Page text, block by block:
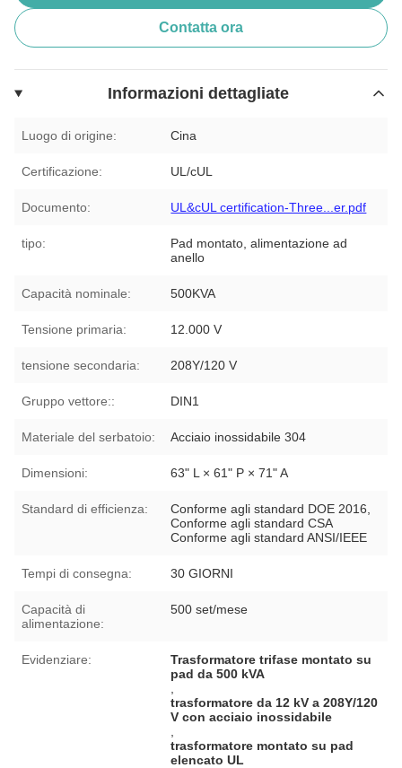
Contatta ora
Informazioni dettagliate
Luogo di origine: Cina
Certificazione: UL/cUL
Documento: UL&cUL certification-Three...er.pdf
tipo:
Pad montato, alimentazione ad
anello
Capacità nominale: 500KVA
Tensione primaria: 12.000 V
tensione secondaria: 208Y/120 V
Gruppo vettore:: DIN1
Materiale del serbatoio: Acciaio inossidabile 304
Dimensioni: 63" L × 61" P × 71" A
Standard di efficienza:
Conforme agli standard DOE 2016,
Conforme agli standard CSA
Conforme agli standard ANSI/IEEE
Tempi di consegna: 30 GIORNI
Capacità di
alimentazione:
500 set/mese
Evidenziare:
Trasformatore trifase montato su
pad da 500 kVA
trasformatore da 12 kV a 208Y/120
V con acciaio inossidabile
trasformatore montato su pad
elencato UL